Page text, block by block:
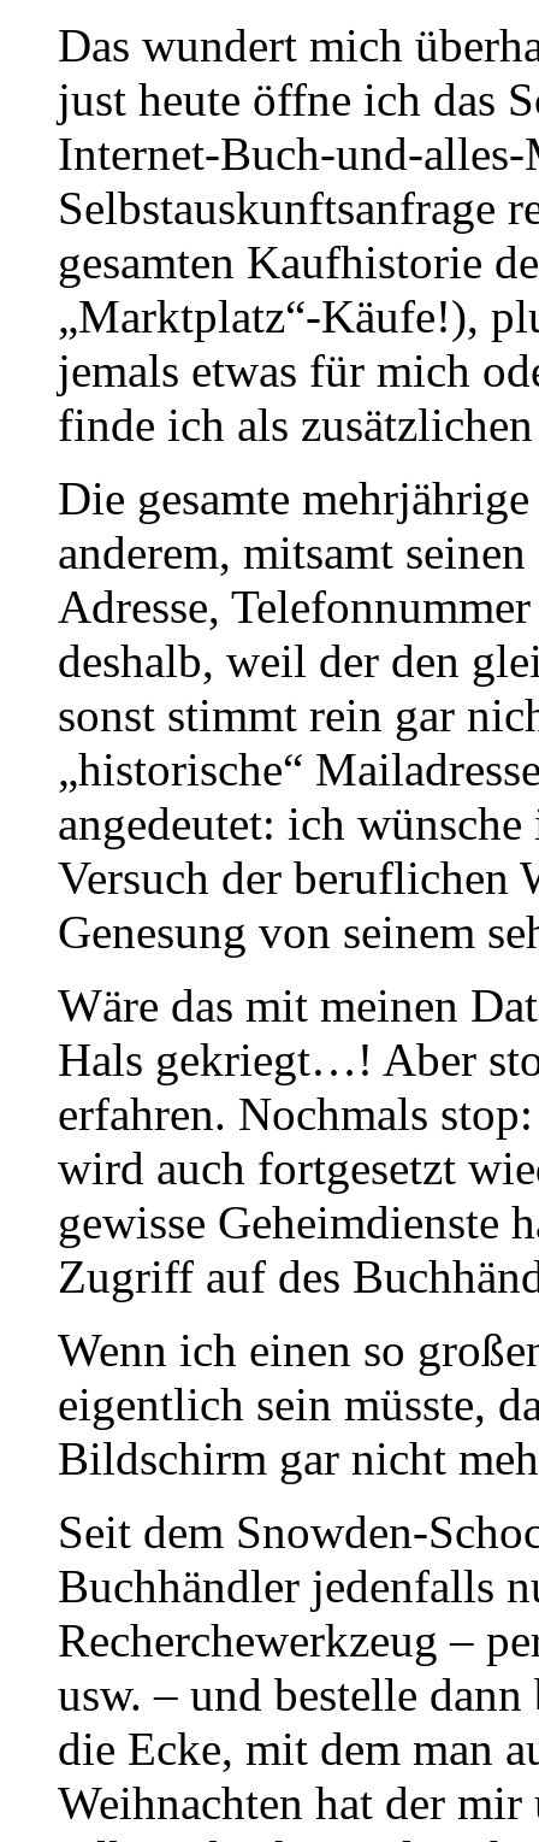
Das wundert mich
just heute öffne ich das
Internet-Buch-und-
Selbstauskunftsanfrage
gesamten Kaufhistorie
„Marktplatz“-Käufe!),
jemals etwas für mich
finde ich als
Die gesamte
anderem, mitsamt
Adresse,
deshalb, weil der den
sonst stimmt rein gar
„historische“
angedeutet: ich
Versuch der beruflichen
Genesung von seinem
Wäre das mit meinen
Hals gekriegt…! Aber
erfahren. Nochmals
wird auch fortgesetzt
gewisse Geheimdienste
Zugriff auf des
Wenn ich einen so
eigentlich sein müsste,
Bildschirm gar nicht
Seit dem Snowden-
Buchhändler jedenfalls
Recherchewerkzeug –
usw. – und bestelle
die Ecke, mit dem man
Weihnachten hat der